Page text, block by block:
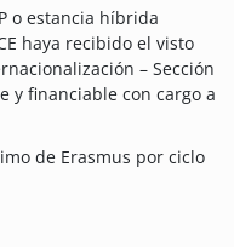
o estancia híbrida
haya recibido el visto
– Sección
y financiable con cargo a
de Erasmus por ciclo